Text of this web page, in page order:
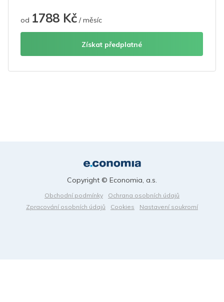
od 1788 Kč / měsíc
Získat předplatné
Obchodní podmínky
Ochrana osobních údajů
Zpracování osobních údajů
Cookies Nastavení soukromí
Copyright © Economia, a.s.